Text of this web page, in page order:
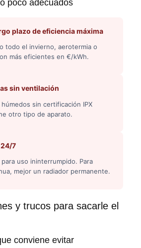
poco adecuados
plazo de eficiencia máxima
todo el invierno, aerotermia o
más eficientes en €/kWh.
sin ventilación
sin certificación IPX
otro tipo de aparato.
7
uso ininterrumpido. Para
mejor un radiador permanente.
y trucos para sacarle el
conviene evitar